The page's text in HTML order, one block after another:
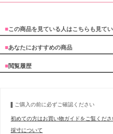
■この商品を見ている人はこちらも見て
■あなたにおすすめの商品
■閲覧履歴
ご購入の前に必ずご確認ください
初めての方はお買い物ガイドをご覧くだ
採寸について